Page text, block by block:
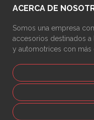
ACERCA DE
Somos una empresa
accesorios destinados
y automotrices con más